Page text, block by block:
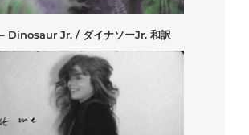
Dinosaur Jr. / ダイナソーJr. 和訳